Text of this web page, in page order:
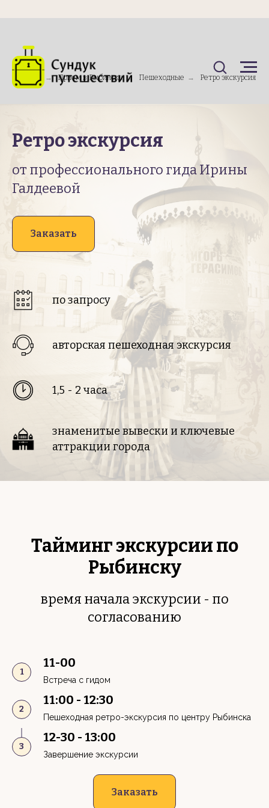
Главная → Прием в Рыбинске → Пешеходные → Ретро экскурсия
Ретро экскурсия
от профессионального гида Ирины
Галдеевой
Заказать
по запросу
авторская пешеходная экскурсия
1,5 - 2 часа
знаменитые вывески и ключевые
аттракции города
Тайминг экскурсии по
Рыбинску
время начала экскурсии - по
согласованию
11-00
Встреча с гидом
11:00 - 12:30
Пешеходная ретро-экскурсия по центру Рыбинска
12-30 - 13:00
Завершение экскурсии
Заказать